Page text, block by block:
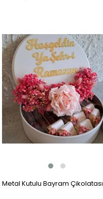
Metal Kutulu Bayram Çikolatası